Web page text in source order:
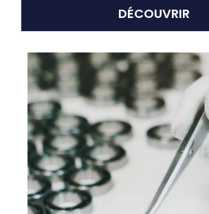
DÉCOUVRIR